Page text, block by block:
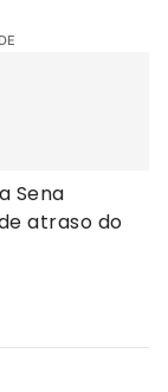
Sena
atraso do